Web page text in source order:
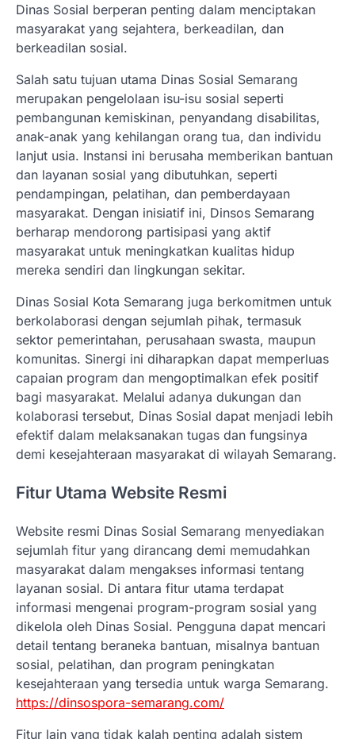
Dinas Sosial berperan penting dalam menciptakan
masyarakat yang sejahtera, berkeadilan, dan
berkeadilan sosial.
Salah satu tujuan utama Dinas Sosial Semarang
merupakan pengelolaan isu-isu sosial seperti
pembangunan kemiskinan, penyandang disabilitas,
anak-anak yang kehilangan orang tua, dan individu
lanjut usia. Instansi ini berusaha memberikan bantuan
dan layanan sosial yang dibutuhkan, seperti
pendampingan, pelatihan, dan pemberdayaan
masyarakat. Dengan inisiatif ini, Dinsos Semarang
berharap mendorong partisipasi yang aktif
masyarakat untuk meningkatkan kualitas hidup
mereka sendiri dan lingkungan sekitar.
Dinas Sosial Kota Semarang juga berkomitmen untuk
berkolaborasi dengan sejumlah pihak, termasuk
sektor pemerintahan, perusahaan swasta, maupun
komunitas. Sinergi ini diharapkan dapat memperluas
capaian program dan mengoptimalkan efek positif
bagi masyarakat. Melalui adanya dukungan dan
kolaborasi tersebut, Dinas Sosial dapat menjadi lebih
efektif dalam melaksanakan tugas dan fungsinya
demi kesejahteraan masyarakat di wilayah Semarang.
Fitur Utama Website Resmi
Website resmi Dinas Sosial Semarang menyediakan
sejumlah fitur yang dirancang demi memudahkan
masyarakat dalam mengakses informasi tentang
layanan sosial. Di antara fitur utama terdapat
informasi mengenai program-program sosial yang
dikelola oleh Dinas Sosial. Pengguna dapat mencari
detail tentang beraneka bantuan, misalnya bantuan
sosial, pelatihan, dan program peningkatan
kesejahteraan yang tersedia untuk warga Semarang.
https://dinsospora-semarang.com/
Fitur lain yang tidak kalah penting adalah sistem